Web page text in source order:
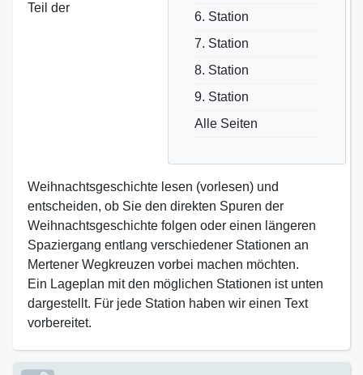
6. Station
7. Station
8. Station
9. Station
Alle Seiten
Teil der
Weihnachtsgeschichte lesen (vorlesen) und
entscheiden, ob Sie den direkten Spuren der
Weihnachtsgeschichte folgen oder einen längeren
Spaziergang entlang verschiedener Stationen an
Mertener Wegkreuzen vorbei machen möchten.
Ein Lageplan mit den möglichen Stationen ist unten
dargestellt. Für jede Station haben wir einen Text
vorbereitet.